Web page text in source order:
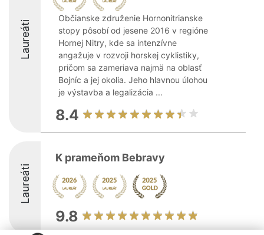
Laureáti
Občianske združenie Hornonitrianske
stopy pôsobí od jesene 2016 v regióne
Hornej Nitry, kde sa intenzívne
angažuje v rozvoji horskej cyklistiky,
pričom sa zameriava najmä na oblasť
Bojníc a jej okolia. Jeho hlavnou úlohou
je výstavba a legalizácia ...
8.4
Laureáti
K prameňom Bebravy
9.8